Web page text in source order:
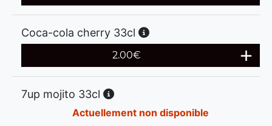
Coca-cola cherry 33cl
2.00€
7up mojito 33cl
Actuellement non disponible